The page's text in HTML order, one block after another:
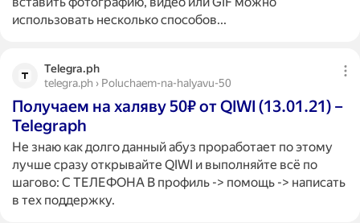
использовать несколько способов...
Telegra.ph
telegra.ph › Poluchaem-na-halyavu-50
Получаем на халяву 50₽ от QIWI (13.01.21) –
Telegraph
Не знаю как долго данный абуз проработает по этому
лучше сразу открывайте QIWI и выполняйте всё по
шагово: С ТЕЛЕФОНА В профиль -> помощь -> написать
в тех поддержку.